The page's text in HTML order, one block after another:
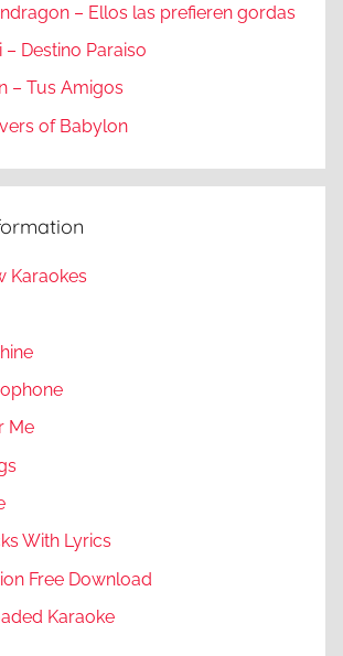
– Ellos las prefieren gordas
– Destino Paraiso
– Tus Amigos
of Babylon
Karaokes
Me
With Lyrics
Free Download
Karaoke